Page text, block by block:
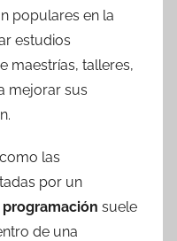
populares en la
estudios
maestrías, talleres,
mejorar sus
las
por un
suele
de una